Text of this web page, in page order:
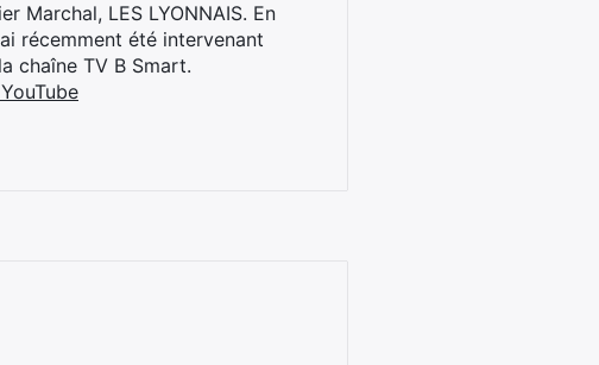
Marchal, LES LYONNAIS. En
récemment été intervenant
chaîne TV B Smart.